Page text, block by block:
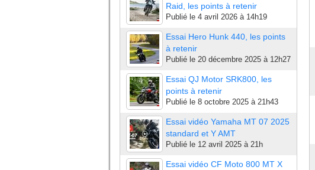
Raid, les points à retenir
Publié le 4 avril 2026 à 14h19
Essai Hero Hunk 440, les points
à retenir
Publié le 20 décembre 2025 à 12h27
Essai QJ Motor SRK800, les
points à retenir
Publié le 8 octobre 2025 à 21h43
Essai vidéo Yamaha MT 07 2025
standard et Y AMT
Publié le 12 avril 2025 à 21h
Essai vidéo CF Moto 800 MT X